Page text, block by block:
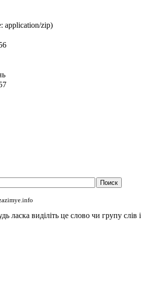
application/zip)
ласка виділіть це слово чи групу слів і